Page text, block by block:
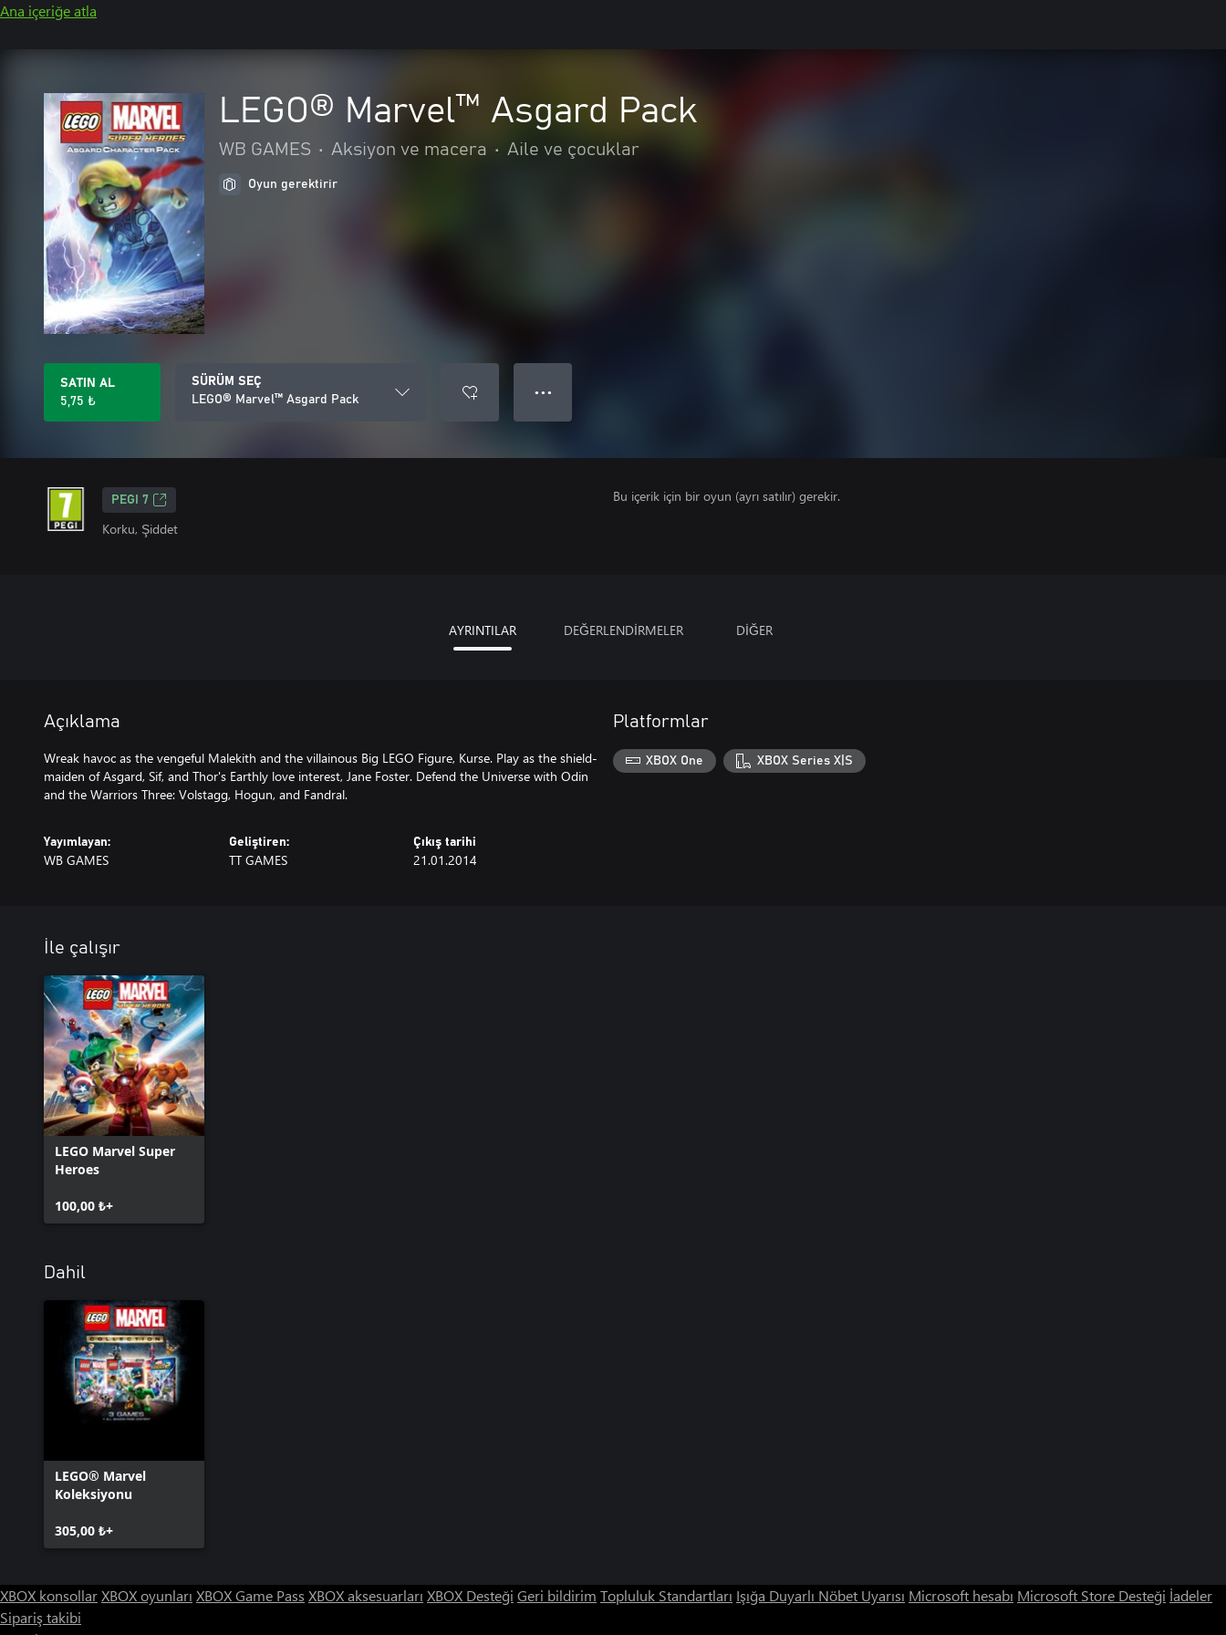
Ana içeriğe atla
LEGO® Marvel™ Asgard Pack
WB GAMES • Aksiyon ve macera • Aile ve çocuklar
Oyun gerektirir
SATIN AL
5,75 ₺
SÜRÜM SEÇ
LEGO® Marvel™ Asgard Pack
● ● ●
PEGI 7
Korku, Şiddet
Bu içerik için bir oyun (ayrı satılır) gerekir.
AYRINTILAR DEĞERLENDİRMELER DİĞER
Açıklama
Wreak havoc as the vengeful Malekith and the villainous Big LEGO Figure, Kurse. Play as the shield-
maiden of Asgard, Sif, and Thor's Earthly love interest, Jane Foster. Defend the Universe with Odin
and the Warriors Three: Volstagg, Hogun, and Fandral.
Yayımlayan:
WB GAMES
Geliştiren:
TT GAMES
Çıkış tarihi
21.01.2014
Platformlar
XBOX One XBOX Series X|S
İle çalışır
LEGO Marvel Super
Heroes
100,00 ₺+
Dahil
LEGO® Marvel
Koleksiyonu
305,00 ₺+
XBOX konsollarXBOX oyunları XBOX Game Pass XBOX aksesuarları XBOX Desteği Geri bildirim Topluluk Standartları Işığa Duyarlı Nöbet Uyarısı Microsoft hesabı Microsoft Store Desteği İadeler
Sipariş takibi